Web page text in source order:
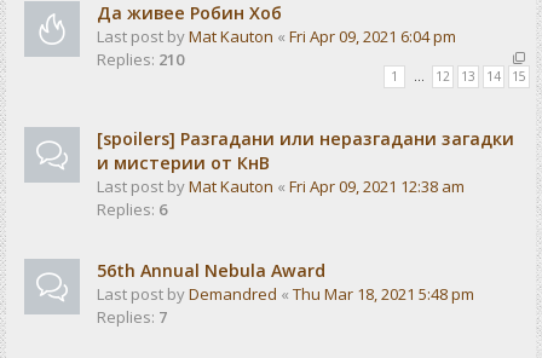
Да живее Робин Хоб
Last post byMat Kauton « Fri Apr 09, 2021 6:04 pm
Replies: 210
1 12 13 14 15
[spoilers] Разгадани или неразгадани загадки
и мистерии от КнВ
Last post byMat Kauton « Fri Apr 09, 2021 12:38 am
Replies: 6
56th Annual Nebula Award
Last post byDemandred « Thu Mar 18, 2021 5:48 pm
Replies: 7